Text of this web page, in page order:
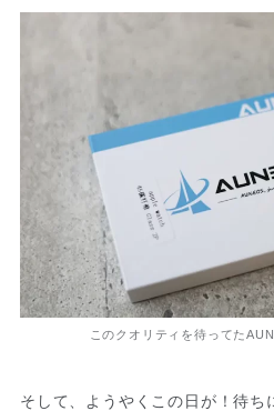
このクオリティを待ってた
そして、ようやくこの日が！待